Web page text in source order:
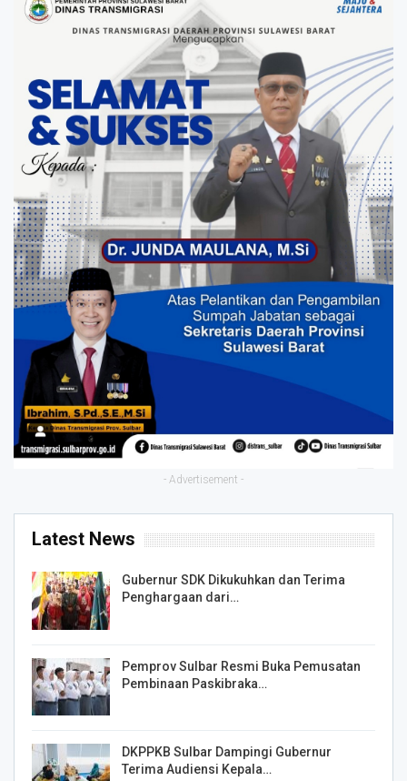
- Advertisement -
Latest News
Gubernur SDK Dikukuhkan dan Terima
Penghargaan dari…
Pemprov Sulbar Resmi Buka Pemusatan
Pembinaan Paskibraka…
DKPPKB Sulbar Dampingi Gubernur
Terima Audiensi Kepala…